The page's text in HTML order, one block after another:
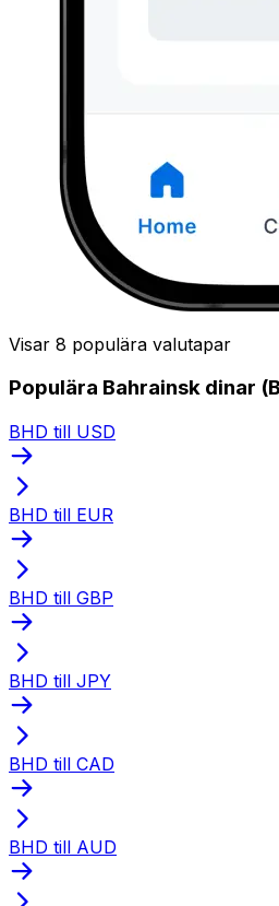
Visar 8 populära valutapar
Populära Bahrainsk dinar
BHD till USD
BHD till EUR
BHD till GBP
BHD till JPY
BHD till CAD
BHD till AUD